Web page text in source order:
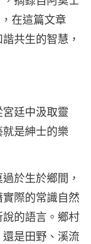
在這篇文章
共生的智慧，
宮廷中汲取靈
是紳士的樂
於生於鄉間，
際的常識自然
的語言。鄉村
是田野、溪流